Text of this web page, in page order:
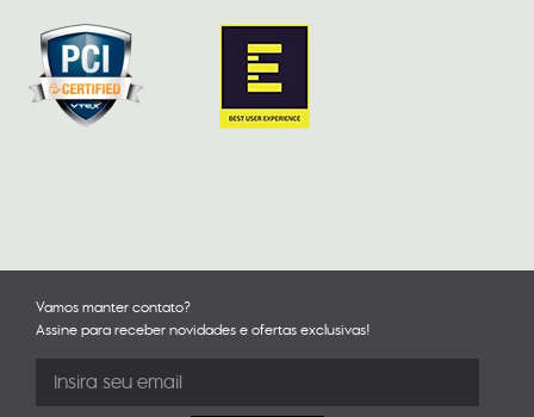
Vamos manter contato?
Assine para receber novidades e ofertas exclusivas!